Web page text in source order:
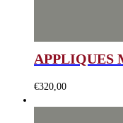
APPLIQUES
€320,00